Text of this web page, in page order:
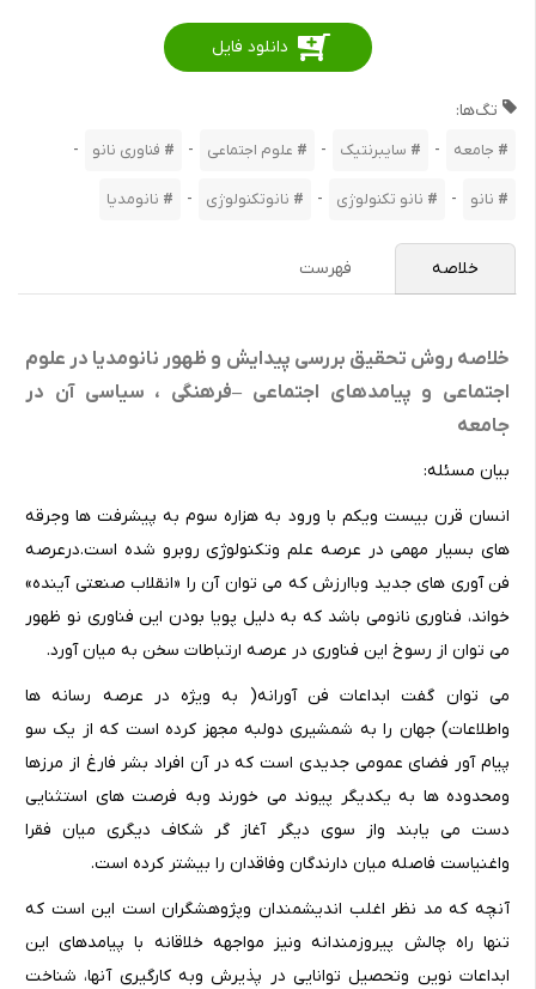
دانلود فایل
تگ‌ها:
جامعه - سایبرنتیک - علوم اجتماعی - فناوری نانو -
نانو - نانو تکنولوژی - نانوتکنولوژی - نانومدیا
خلاصه فهرست
خلاصه روش تحقیق بررسی پیدایش و ظهور نانومدیا در علوم
اجتماعی و پیامدهای اجتماعی –فرهنگی ، سیاسی آن در
جامعه
بیان مسئله:
انسان قرن بیست ویکم با ورود به هزاره سوم به پیشرفت ها وجرقه
های بسیار مهمی در عرصه علم وتکنولوژی روبرو شده است.درعرصه
فن آوری های جدید وباارزش که می توان آن را «انقلاب صنعتی آینده»
خواند، فناوری نانومی باشد که به دلیل پویا بودن این فناوری نو ظهور
می توان از رسوخ این فناوری در عرصه ارتباطات سخن به میان آورد.
می توان گفت ابداعات فن آورانه( به ویژه در عرصه رسانه ها
واطلاعات) جهان را به شمشیری دولبه مجهز کرده است که از یک سو
پیام آور فضای عمومی جدیدی است که در آن افراد بشر فارغ از مرزها
ومحدوده ها به یکدیگر پیوند می خورند وبه فرصت های استثنایی
دست می یابند واز سوی دیگر آغاز گر شکاف دیگری میان فقرا
واغنیاست فاصله میان دارندگان وفاقدان را بیشتر کرده است.
آنچه که مد نظر اغلب اندیشمندان وپژوهشگران است این است که
تنها راه چالش پیروزمندانه ونیز مواجهه خلاقانه با پیامدهای این
ابداعات نوین وتحصیل توانایی در پذیرش وبه کارگیری آنها، شناخت